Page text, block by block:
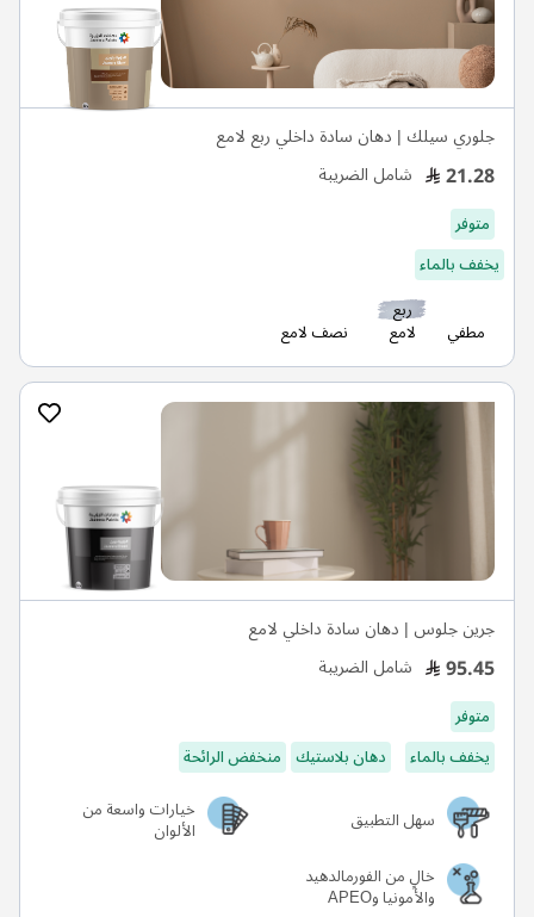
جلوري سيلك | دهان سادة داخلي ربع لامع
21.28 شامل الضريبة
متوفر
يخفف بالماء
مطفي
ربع
لامع نصف لامع
جرين جلوس | دهان سادة داخلي لامع
95.45 شامل الضريبة
متوفر
يخفف بالماء
دهان بلاستيك منخفض الرائحة
سهل التطبيق
خيارات واسعة من
الألوان
خالٍ من الفورمالدهيد
والأمونيا وAPEO